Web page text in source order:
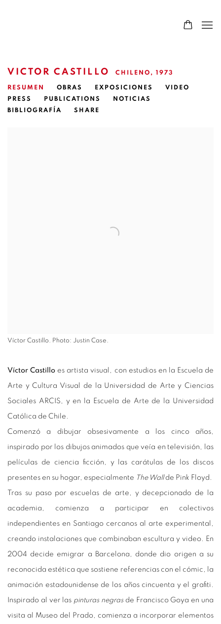
VICTOR CASTILLO CHILENO, 1973
RESUMEN OBRAS EXPOSICIONES
VIDEO
PRESS
PUBLICATIONS
NOTICIAS
BIBLIOGRAFÍA
SHARE
Víctor Castillo. Photo: Justin Case.
Víctor Castillo es artista visual, con estudios en la Escuela de
Arte y Cultura Visual de la Universidad de Arte y Ciencias
Sociales ARCIS, y en la Escuela de Arte de la Universidad
Católica de Chile.
Comenzó a dibujar obsesivamente a los cinco años,
inspirado por los dibujos animados que veía en televisión, las
películas de ciencia ficción, y las carátulas de los discos
presentes en su hogar, especialmente The Wallde Pink Floyd.
Tras su paso por escuelas de arte, y decepcionado de la
academia, comienza a participar en colectivos
independientes en Santiago cercanos al arte experimental,
creando instalaciones que combinaban escultura y video. En
2004 decide emigrar a Barcelona, donde dio origen a su
reconocida estética que sostiene referencias con el cómic, la
animación estadounidense de los años cincuenta y el grafiti.
Inspirado al ver las pinturas negrasde Francisco Goya en una
visita al Museo del Prado, comienza a incorporar elementos